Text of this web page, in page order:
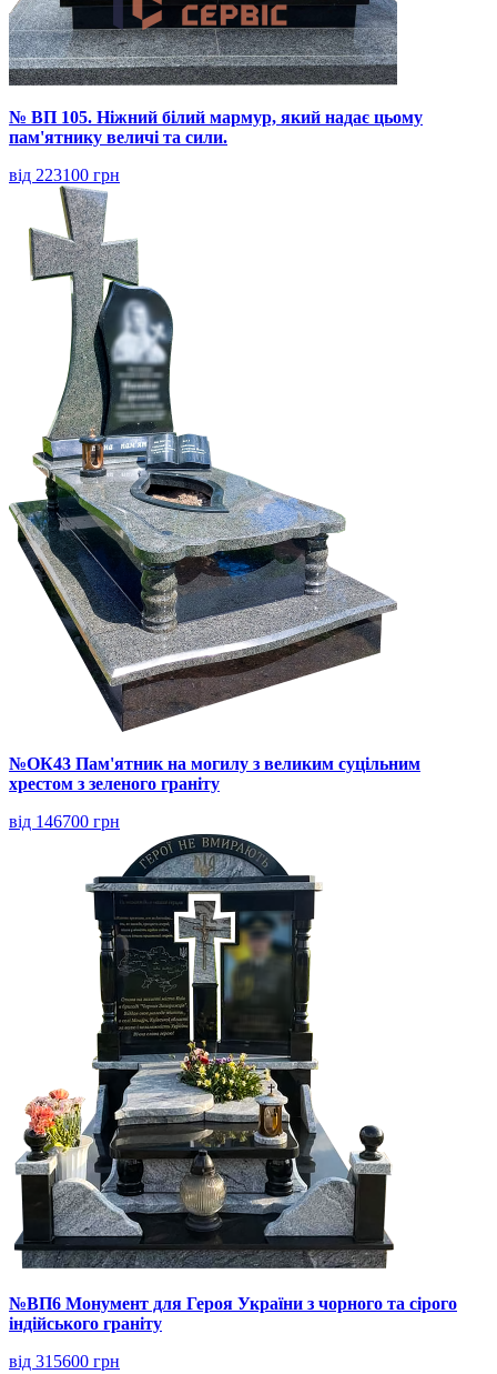
№ ВП 105. Ніжний білий мармур, який надає цьому
пам'ятнику величі та сили.
від 223100 грн
№ОК43 Пам'ятник на могилу з великим суцільним
хрестом з зеленого граніту
від 146700 грн
№ВП6 Монумент для Героя України з чорного та сірого
індійського граніту
від 315600 грн